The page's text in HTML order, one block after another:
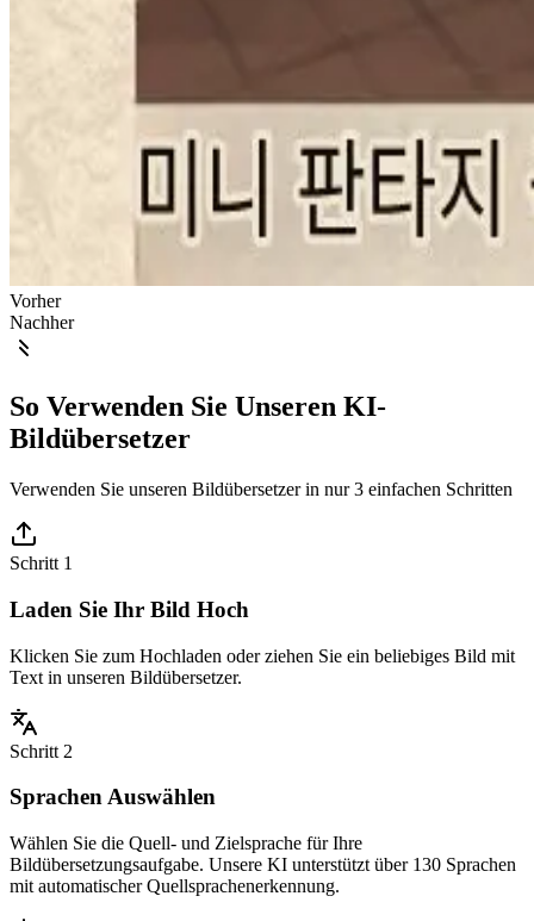
Vorher
Nachher
So Verwenden Sie Unseren KI-
Bildübersetzer
Verwenden Sie unseren Bildübersetzer in nur 3 einfachen Schritten
Schritt 1
Laden Sie Ihr Bild Hoch
Klicken Sie zum Hochladen oder ziehen Sie ein beliebiges Bild mit
Text in unseren Bildübersetzer.
Schritt 2
Sprachen Auswählen
Wählen Sie die Quell- und Zielsprache für Ihre
Bildübersetzungsaufgabe. Unsere KI unterstützt über 130 Sprachen
mit automatischer Quellsprachenerkennung.